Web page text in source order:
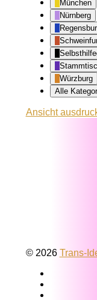
München
Nürnberg
Würzburg
Alle
Ansicht
© 2026 Trans-